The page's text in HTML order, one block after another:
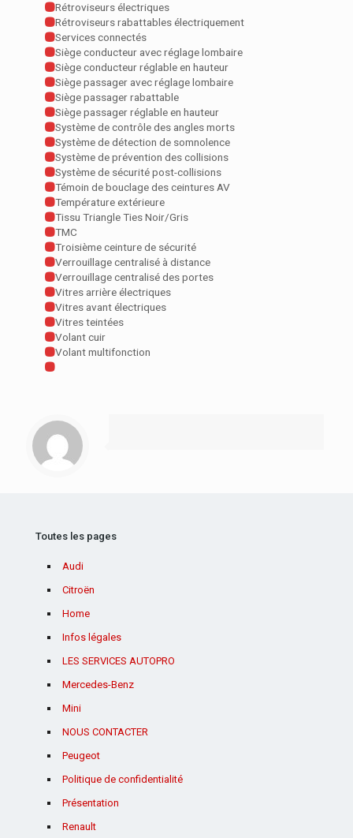
Rétroviseurs électriques
Rétroviseurs rabattables électriquement
Services connectés
Siège conducteur avec réglage lombaire
Siège conducteur réglable en hauteur
Siège passager avec réglage lombaire
Siège passager rabattable
Siège passager réglable en hauteur
Système de contrôle des angles morts
Système de détection de somnolence
Système de prévention des collisions
Système de sécurité post-collisions
Témoin de bouclage des ceintures AV
Température extérieure
Tissu Triangle Ties Noir/Gris
TMC
Troisième ceinture de sécurité
Verrouillage centralisé à distance
Verrouillage centralisé des portes
Vitres arrière électriques
Vitres avant électriques
Vitres teintées
Volant cuir
Volant multifonction
Toutes les pages
Audi
Citroën
Home
Infos légales
LES SERVICES AUTOPRO
Mercedes-Benz
Mini
NOUS CONTACTER
Peugeot
Politique de confidentialité
Présentation
Renault